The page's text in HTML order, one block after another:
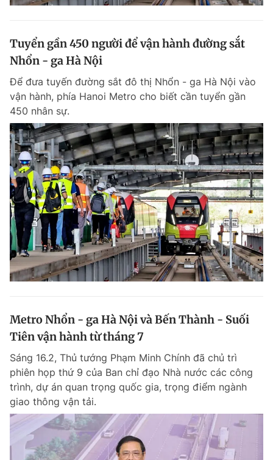
Tuyển gần 450 người để vận hành đường sắt
Nhổn - ga Hà Nội
Để đưa tuyến đường sắt đô thị Nhổn - ga Hà Nội vào
vận hành, phía Hanoi Metro cho biết cần tuyển gần
450 nhân sự.
Metro Nhổn - ga Hà Nội và Bến Thành - Suối
Tiên vận hành từ tháng 7
Sáng 16.2, Thủ tướng Phạm Minh Chính đã chủ trì
phiên họp thứ 9 của Ban chỉ đạo Nhà nước các công
trình, dự án quan trọng quốc gia, trọng điểm ngành
giao thông vận tải.